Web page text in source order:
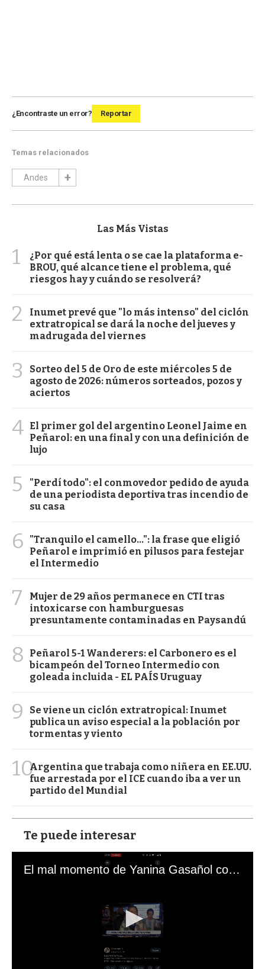
¿Encontraste un error? Reportar
Temas relacionados
Andes
Las Más Vistas
1
¿Por qué está lenta o se cae la plataforma e-
BROU, qué alcance tiene el problema, qué
riesgos hay y cuándo se resolverá?
2
Inumet prevé que "lo más intenso" del ciclón
extratropical se dará la noche del jueves y
madrugada del viernes
3
Sorteo del 5 de Oro de este miércoles 5 de
agosto de 2026: números sorteados, pozos y
aciertos
4 El primer gol del argentino Leonel Jaime en
Peñarol: en una final y con una definición de
lujo
5
"Perdí todo": el conmovedor pedido de ayuda
de una periodista deportiva tras incendio de
su casa
6
"Tranquilo el camello...": la frase que eligió
Peñarol e imprimió en pilusos para festejar
el Intermedio
7
Mujer de 29 años permanece en CTI tras
intoxicarse con hamburguesas
presuntamente contaminadas en Paysandú
8
Peñarol 5-1 Wanderers: el Carbonero es el
bicampeón del Torneo Intermedio con
goleada incluida - EL PAÍS Uruguay
9
Se viene un ciclón extratropical: Inumet
publica un aviso especial a la población por
tormentas y viento
10Argentina que trabaja como niñera en EE.UU.
fue arrestada por el ICE cuando iba a ver un
partido del Mundial
Te puede interesar
El mal momento de Yanina Gasañol con un hincha argentino en "Subrayado"